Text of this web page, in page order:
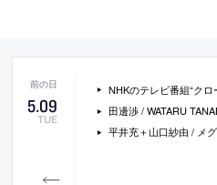
5.09
TUE
NHKのテレビ番組“クローズアップ現代”の特集「“思い出の建物”
田邊渉 / WATARU TANABE STUDIOによる、静岡・伊東市の「北村ジムキ オフィス」。OA機器に携わる企業の事務
平井充＋山口紗由 / メグロ建築研究所による、東京・調布市の店舗併用住宅「高脚楼」。“崖線”の上の敷地。中国の崖地